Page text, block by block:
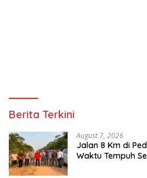
Berita Terkini
August 7, 2026
Jalan 8 Km di
Waktu Tempuh